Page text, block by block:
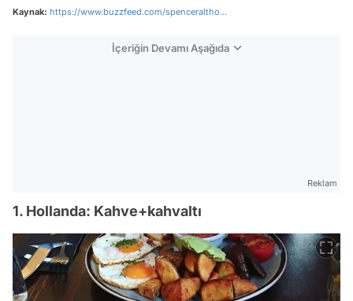
Kaynak: https://www.buzzfeed.com/spenceraltho...
İçeriğin Devamı Aşağıda
Reklam
1. Hollanda: Kahve+kahvaltı